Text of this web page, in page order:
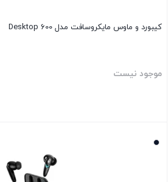
کیبورد و ماوس مایکروسافت مدل Desktop 600
موجود نیست